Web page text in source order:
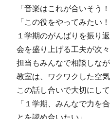
「音楽はこれが合いそう！
「この役をやってみたい！
１学期のがんばりを振り返
会を盛り上げる工夫が次々
担当もみんなで相談しなが
教室は、ワクワクした空
この話し合いで大切にして
「１学期、みんなで力を
とを認め合いたい」